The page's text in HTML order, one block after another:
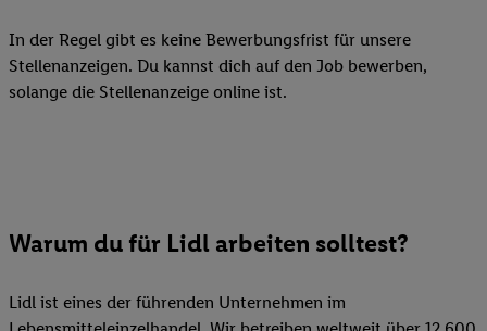
In der Regel gibt es keine Bewerbungsfrist für unsere
Stellenanzeigen. Du kannst dich auf den Job bewerben,
solange die Stellenanzeige online ist.
Warum du für Lidl arbeiten solltest?
Lidl ist eines der führenden Unternehmen im